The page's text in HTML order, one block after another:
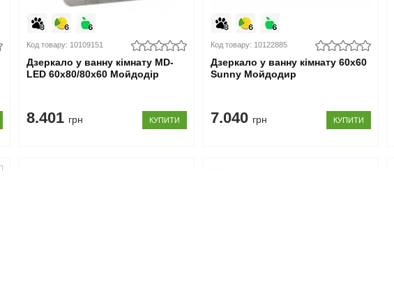
Код товару: 10109151
Дзеркало у ванну кімнату MD-
LED 60x80/80x60 Мойдодір
8.401 грн КУПИТИ
Код товару: 10122885
Дзеркало у ванну кімнату 60х60
Sunny Мойдодир
7.040 грн КУПИТИ